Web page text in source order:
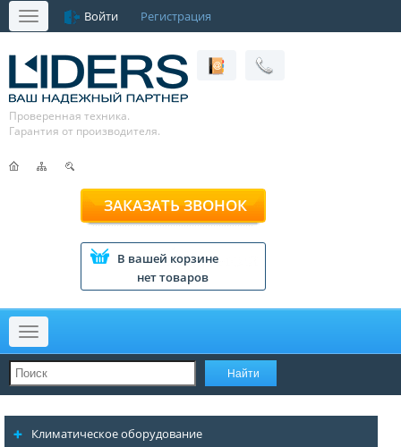
Меню Войти Регистрация
Проверенная техника.
Гарантия от производителя.
ЗАКАЗАТЬ ЗВОНОК
В вашей корзине
нет товаров
Меню
Климатическое оборудование